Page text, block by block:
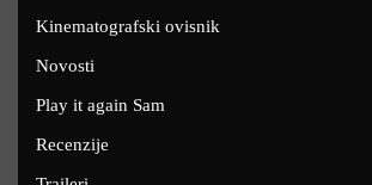
Kinematografski ovisnik
Novosti
Play it again Sam
Recenzije